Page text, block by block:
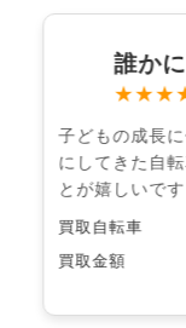
誰か
子どもの成長
にしてきた自
とが嬉しいです
買取自転車
買取金額